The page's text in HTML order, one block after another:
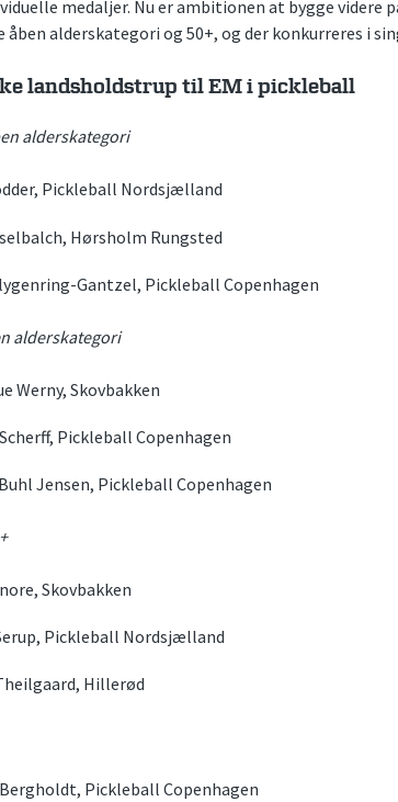
medaljer. Nu er ambitionen at bygge videre
åben alderskategori og 50+, og der konkurreres i
landsholdstrup til EM i pickleball
alderskategori
Pickleball Nordsjælland
Hørsholm Rungsted
Gantzel, Pickleball Copenhagen
alderskategori
Werny, Skovbakken
Pickleball Copenhagen
Jensen, Pickleball Copenhagen
Skovbakken
Pickleball Nordsjælland
Hillerød
Pickleball Copenhagen